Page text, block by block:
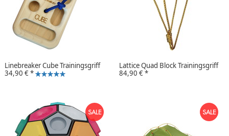
Linebreaker Cube Trainingsgriff
34,90 €*
Lattice Quad Block Trainingsgriff
84,90 €*